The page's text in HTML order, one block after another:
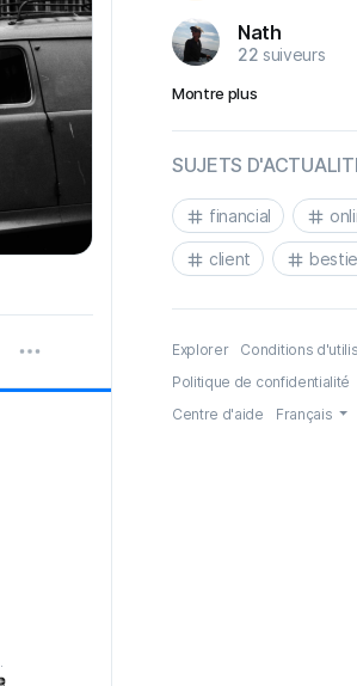
Nath
22 suiveurs
Montre plus
SUJETS
financial
client
Explorer
Conditions
Politique de confidentialité
Centre d'aide
Français